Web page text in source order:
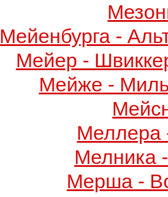
Мейенбурга -
Мейер -
Мейже -
Меллера
Мелника
Мерша -